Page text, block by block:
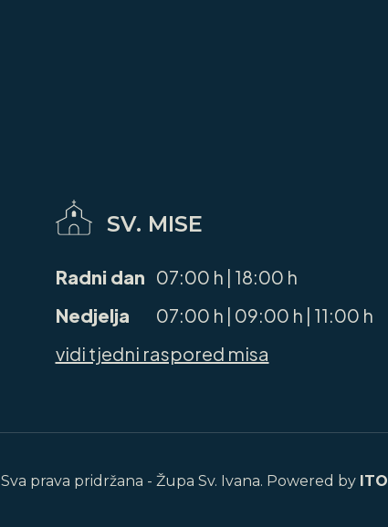
SV. MISE
Radni dan 07:00 h | 18:00 h
Nedjelja
07:00 h | 09:00 h | 11:00 h
vidi tjedni raspored misa
Sva prava pridržana - Župa Sv. Ivana. Powered by ITO